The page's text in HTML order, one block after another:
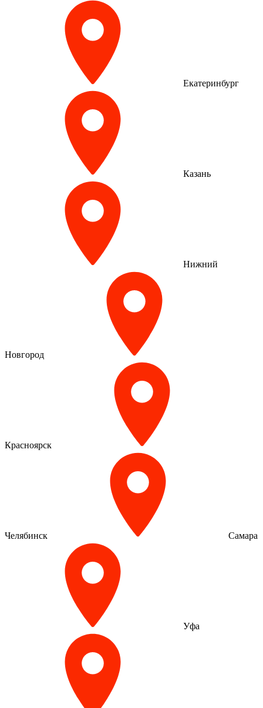
Екатеринбург
Казань
Нижний
Новгород
Красноярск
Челябинск Самара
Уфа